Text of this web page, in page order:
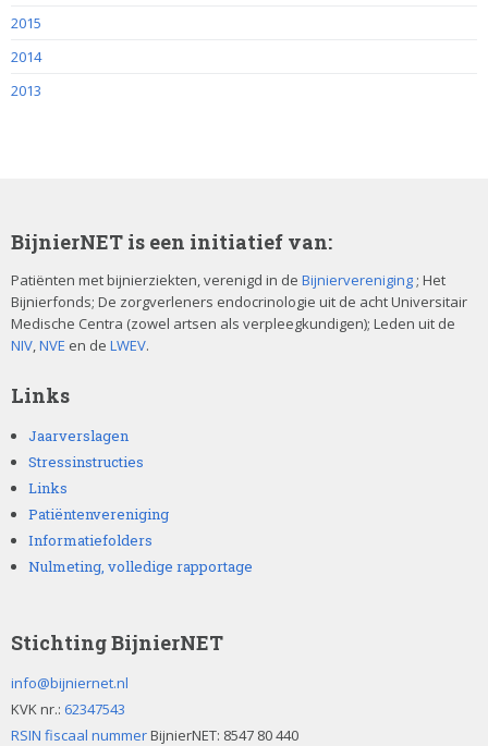
2015
2014
2013
BijnierNET is een initiatief van:
Patiënten met bijnierziekten, verenigd in de Bijniervereniging ; Het
Bijnierfonds; De zorgverleners endocrinologie uit de acht Universitair
Medische Centra (zowel artsen als verpleegkundigen); Leden uit de
NIV,NVE en de LWEV.
Links
Jaarverslagen
Stressinstructies
Links
Patiëntenvereniging
Informatiefolders
Nulmeting, volledige rapportage
Stichting BijnierNET
info@bijniernet.nl
KVK nr.: 62347543
RSIN fiscaal nummerBijnierNET: 8547 80 440